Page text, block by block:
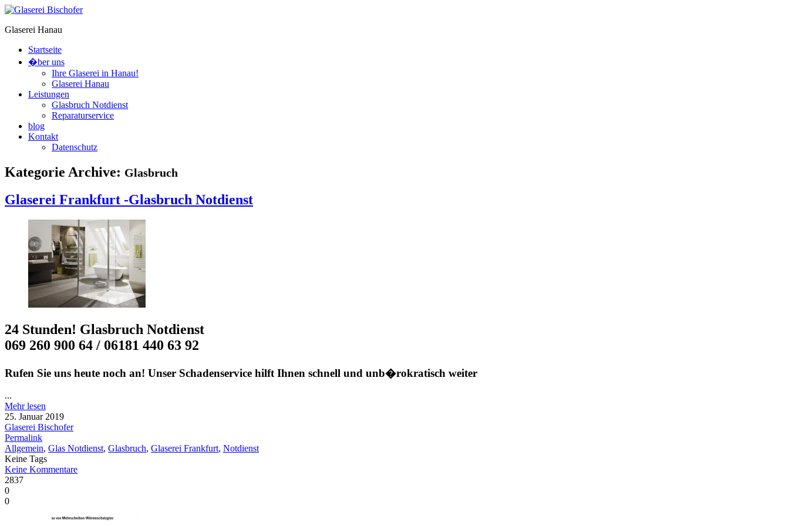
Glaserei Hanau
Startseite
�ber uns
Ihre Glaserei in Hanau!
Glaserei Hanau
Leistungen
Glasbruch Notdienst
Reparaturservice
blog
Kontakt
Datenschutz
Kategorie Archive: Glasbruch
Glaserei Frankfurt -Glasbruch Notdienst
24 Stunden! Glasbruch Notdienst
069 260 900 64 / 06181 440 63 92
Rufen Sie uns heute noch an! Unser Schadenservice hilft Ihnen schnell und unb�rokratisch weiter
...
Mehr lesen
25. Januar 2019
Glaserei Bischofer
Permalink
Allgemein, Glas Notdienst, Glasbruch, Glaserei Frankfurt, Notdienst
Keine Tags
Keine Kommentare
2837
0
0